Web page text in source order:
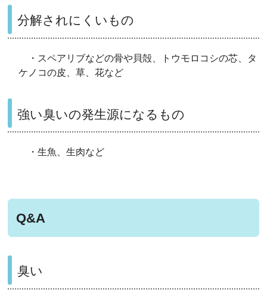
分解されにくいもの
・スペアリブなどの骨や貝殻、トウモロコシの芯、タ
ケノコの皮、草、花など
強い臭いの発生源になるもの
・生魚、生肉など
Q&A
臭い